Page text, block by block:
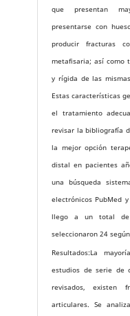
que presentan
presentarse con
producir fracturas
metafisaria; así como
y rígida de las
Estas características
el tratamiento
revisar la bibliografía
la mejor opción
distal en pacientes
una búsqueda
electrónicos PubMed
llego a un total de
seleccionaron 24
Resultados:La
estudios de serie de
revisados, existen
articulares. Se